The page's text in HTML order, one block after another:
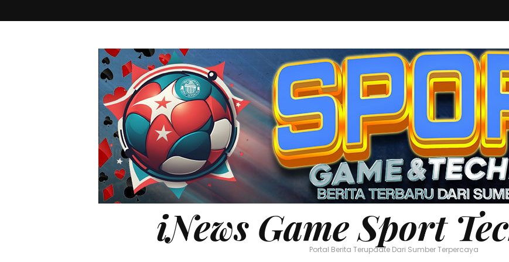
iNews Game Sport
Portal Berita Terupdate Dari Sumber Terpercaya